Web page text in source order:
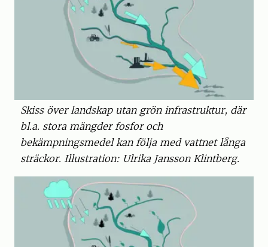
Skiss över landskap utan grön infrastruktur, där
bl.a. stora mängder fosfor och
bekämpningsmedel kan följa med vattnet långa
sträckor. Illustration: Ulrika Jansson Klintberg.